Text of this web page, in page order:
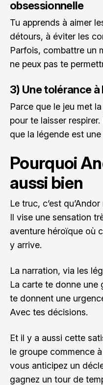
obsessionnelle
Tu apprends à aimer
détours, à éviter les
Parfois, combattre un
ne peux pas te
3) Une tolérance à
Parce que le jeu met
pour te laisser
que la légende est
Pourquoi
aussi bien
Le truc, c’est
Il vise une sensation
aventure héroïque où
y arrive.
La narration, via les
La carte te donne une
te donnent une
Avec tes décisions.
Et il y a aussi cette
le groupe commence
vous anticipez un
gagnez un tour de